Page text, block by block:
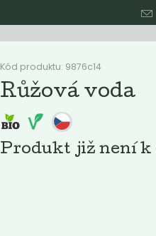
Jak naše rozvozy fungují
Kód produktu: 9876c14
Růžová voda
Produkt již není k